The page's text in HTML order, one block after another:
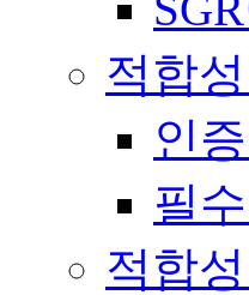
적합
인
필
적합